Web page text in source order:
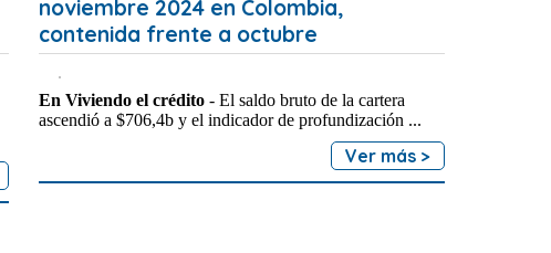
noviembre 2024 en Colombia,
contenida frente a octubre
En Viviendo el crédito- El saldo bruto de la cartera
ascendió a $706,4b y el indicador de profundización ...
Ver más >